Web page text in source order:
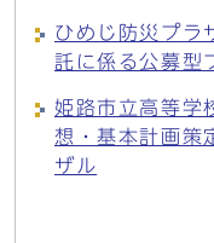
ひめじ防災プラ
託に係る公募型
姫路市立高等学
想・基本計画策
ザル